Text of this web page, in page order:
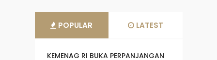
POPULAR LATEST
KEMENAG RI BUKA PERPANJANGAN